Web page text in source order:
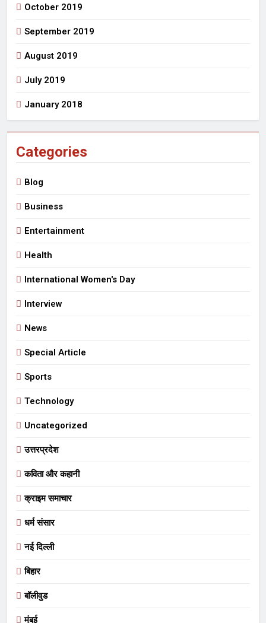
October 2019
September 2019
August 2019
July 2019
January 2018
Categories
Blog
Business
Entertainment
Health
International Women's Day
Interview
News
Special Article
Sports
Technology
Uncategorized
उत्तरप्रदेश
कविता और कहानी
क्राइम समाचार
धर्म संसार
नई दिल्ली
बिहार
बॉलीवुड
मुंबई